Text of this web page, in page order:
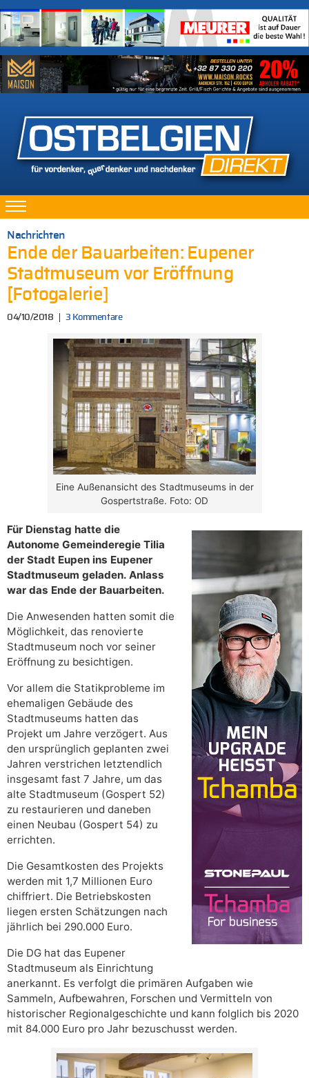
Nachrichten
Ende der Bauarbeiten: Eupener
Stadtmuseum vor Eröffnung
[Fotogalerie]
04/10/2018 3 Kommentare
Eine Außenansicht des Stadtmuseums in der
Gospertstraße. Foto: OD
Für Dienstag hatte die
Autonome Gemeinderegie Tilia
der Stadt Eupen ins Eupener
Stadtmuseum geladen. Anlass
war das Ende der Bauarbeiten.
Die Anwesenden hatten somit die
Möglichkeit, das renovierte
Stadtmuseum noch vor seiner
Eröffnung zu besichtigen.
Vor allem die Statikprobleme im
ehemaligen Gebäude des
Stadtmuseums hatten das
Projekt um Jahre verzögert. Aus
den ursprünglich geplanten zwei
Jahren verstrichen letztendlich
insgesamt fast 7 Jahre, um das
alte Stadtmuseum (Gospert 52)
zu restaurieren und daneben
einen Neubau (Gospert 54) zu
errichten.
Die Gesamtkosten des Projekts
werden mit 1,7 Millionen Euro
chiffriert. Die Betriebskosten
liegen ersten Schätzungen nach
jährlich bei 290.000 Euro.
Die DG hat das Eupener
Stadtmuseum als Einrichtung
anerkannt. Es verfolgt die primären Aufgaben wie
Sammeln, Aufbewahren, Forschen und Vermitteln von
historischer Regionalgeschichte und kann folglich bis 2020
mit 84.000 Euro pro Jahr bezuschusst werden.